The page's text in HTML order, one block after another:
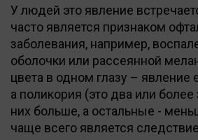
У людей это явление
часто является признаком
заболевания, например,
оболочки или рассеянной
цвета в одном глазу –
а поликория (это два или более
них больше, а остальные -
чаще всего является